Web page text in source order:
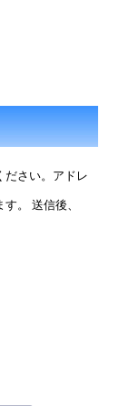
ださい。アドレ
。 送信後、